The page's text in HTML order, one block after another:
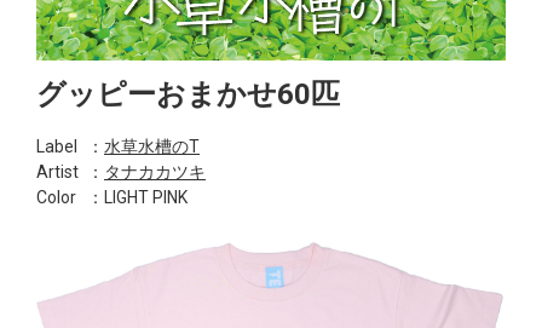
グッピーおまかせ60匹
Label ： 水草水槽のT
Artist
： タナカカツキ
Color
：LIGHT PINK